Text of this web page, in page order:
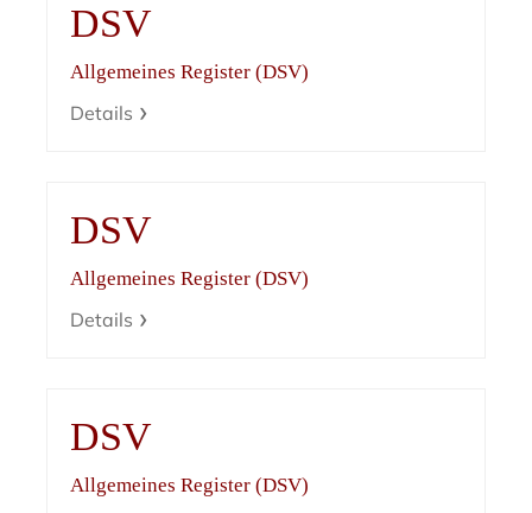
DSV
Allgemeines Register (DSV)
Details
DSV
Allgemeines Register (DSV)
Details
DSV
Allgemeines Register (DSV)